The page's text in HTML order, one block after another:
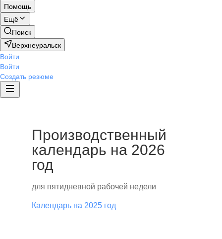
Помощь
Ещё
Поиск
Верхнеуральск
Войти
Войти
Создать резюме
Производственный
календарь на 2026
год
для пятидневной рабочей недели
Календарь на 2025 год